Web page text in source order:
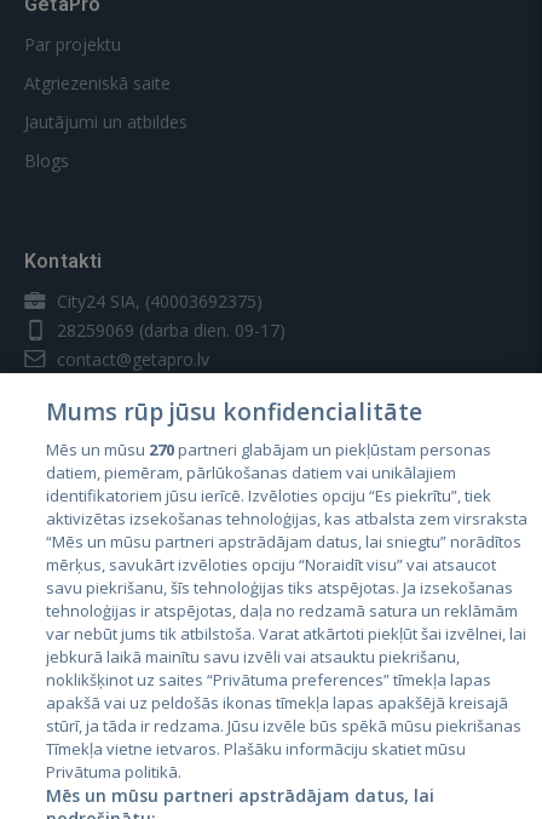
GetaPro
Par projektu
Atgriezeniskā saite
Jautājumi un atbildes
Blogs
Kontakti
City24 SIA, (40003692375)
28259069 (darba dien. 09-17)
contact@getapro.lv
Valstis
Igaunija
Latvija
Lietuva
Mums rūp jūsu konfidencialitāte
Mēs un mūsu 270partneri glabājam un piekļūstam personas
datiem, piemēram, pārlūkošanas datiem vai unikālajiem
identifikatoriem jūsu ierīcē. Izvēloties opciju “Es piekrītu”, tiek
aktivizētas izsekošanas tehnoloģijas, kas atbalsta zem virsraksta
“Mēs un mūsu partneri apstrādājam datus, lai sniegtu” norādītos
mērķus, savukārt izvēloties opciju “Noraidīt visu” vai atsaucot
savu piekrišanu, šīs tehnoloģijas tiks atspējotas. Ja izsekošanas
tehnoloģijas ir atspējotas, daļa no redzamā satura un reklāmām
var nebūt jums tik atbilstoša. Varat atkārtoti piekļūt šai izvēlnei, lai
jebkurā laikā mainītu savu izvēli vai atsauktu piekrišanu,
noklikšķinot uz saites “Privātuma preferences” tīmekļa lapas
apakšā vai uz peldošās ikonas tīmekļa lapas apakšējā kreisajā
stūrī, ja tāda ir redzama. Jūsu izvēle būs spēkā mūsu piekrišanas
Tīmekļa vietne ietvaros. Plašāku informāciju skatiet mūsu
Privātuma politikā.
Mēs un mūsu partneri apstrādājam datus, lai